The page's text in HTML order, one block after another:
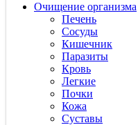
Очищение организма
Печень
Сосуды
Кишечник
Паразиты
Кровь
Легкие
Почки
Кожа
Суставы